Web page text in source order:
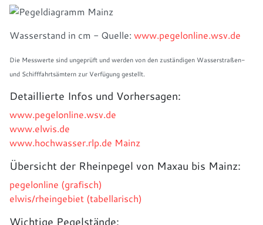
Wasserstand in cm - Quelle: www.pegelonline.wsv.de
Die Messwerte sind ungeprüft und werden von den zuständigen Wasserstraßen-
und Schifffahrtsämtern zur Verfügung gestellt.
Detaillierte Infos und Vorhersagen:
www.pegelonline.wsv.de
www.elwis.de
www.hochwasser.rlp.de Mainz
Übersicht der Rheinpegel von Maxau bis Mainz:
pegelonline (grafisch)
elwis/rheingebiet (tabellarisch)
Wichtige Pegelstände: